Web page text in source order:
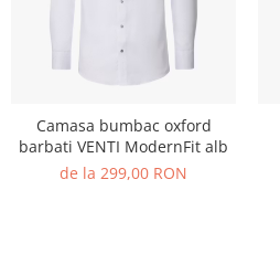
Camasa bumbac oxford
barbati VENTI ModernFit alb
de la 299,00 RON